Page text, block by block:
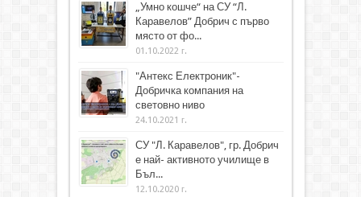
„Умно кошче“ на СУ “Л.
Каравелов” Добрич с първо
място от фо...
01.10.2022 г.
"Антекс Електроник"-
Добричка компания на
световно ниво
24.10.2021 г.
СУ "Л. Каравелов", гр. Добрич
е най- активното училище в
Бъл...
12.10.2020 г.